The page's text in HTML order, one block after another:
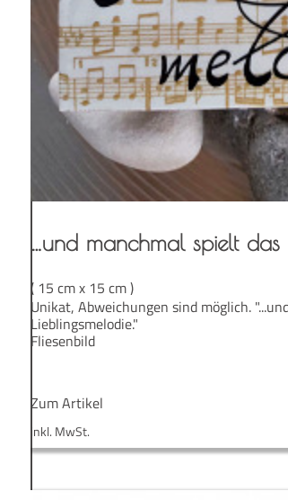
…und manch­mal spielt das
( 15 cm x 15 cm )
Unikat, Abweichungen sind möglich.
Lieblingsmelodie."
Fliesenbild
Zum Artikel
inkl. MwSt.